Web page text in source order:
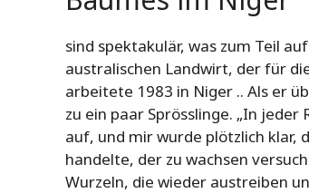
sind spektakulär, was zum Teil
australischen Landwirt, der für
arbeitete 1983 in Niger .. Als er
zu ein paar Sprösslinge. „In
auf, und mir wurde plötzlich klar,
handelte, der zu wachsen
Wurzeln, die wieder austreiben